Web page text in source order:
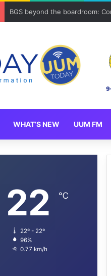
BGS beyond the boardroom:
WHAT’S NEW UUM FM
22 ℃
22º - 22º
96%
0.77 km/h